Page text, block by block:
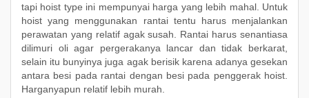
tapi hoist type ini mempunyai harga yang lebih mahal. Untuk
hoist yang menggunakan rantai tentu harus menjalankan
perawatan yang relatif agak susah. Rantai harus senantiasa
dilimuri oli agar pergerakanya lancar dan tidak berkarat,
selain itu bunyinya juga agak berisik karena adanya gesekan
antara besi pada rantai dengan besi pada penggerak hoist.
Harganyapun relatif lebih murah.